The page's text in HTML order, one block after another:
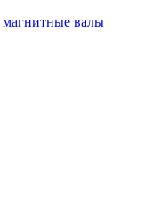
магнитные валы